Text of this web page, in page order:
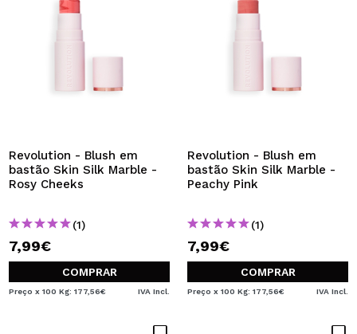
Revolution - Blush em
bastão Skin Silk Marble -
Rosy Cheeks
(1)
7,99€
COMPRAR
Preço x 100 Kg: 177,56€ IVA Incl.
Revolution - Blush em
bastão Skin Silk Marble -
Peachy Pink
(1)
7,99€
COMPRAR
Preço x 100 Kg: 177,56€ IVA Incl.